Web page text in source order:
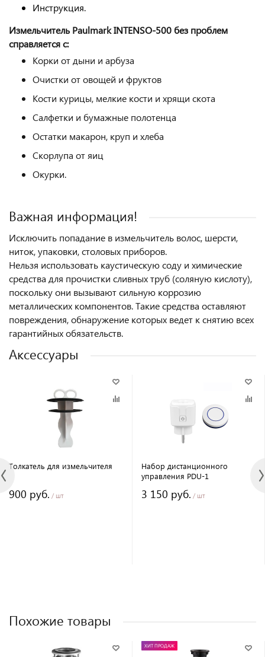
Инструкция.
Измельчитель Paulmark INTENSO-500 без проблем
справляется с:
Корки от дыни и арбуза
Очистки от овощей и фруктов
Кости курицы, мелкие кости и хрящи скота
Салфетки и бумажные полотенца
Остатки макарон, круп и хлеба
Скорлупа от яиц
Окурки.
Важная информация!
Исключить попадание в измельчитель волос, шерсти,
ниток, упаковки, столовых приборов.
Нельзя использовать каустическую соду и химические
средства для прочистки сливных труб (соляную кислоту),
поскольку они вызывают сильную коррозию
металлических компонентов. Такие средства оставляют
повреждения, обнаружение которых ведет к снятию всех
гарантийных обязательств.
Аксессуары
Толкатель для измельчителя
900 руб. / шт
Набор дистанционного
управления PDU-1
3 150 руб. / шт
Похожие товары
ХИТ ПРОДАЖ